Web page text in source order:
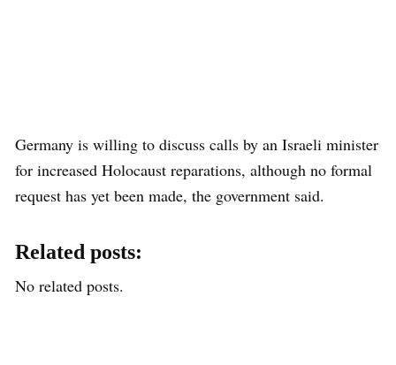
Germany is willing to discuss calls by an Israeli minister
for increased Holocaust reparations, although no formal
request has yet been made, the government said.
Related posts:
No related posts.